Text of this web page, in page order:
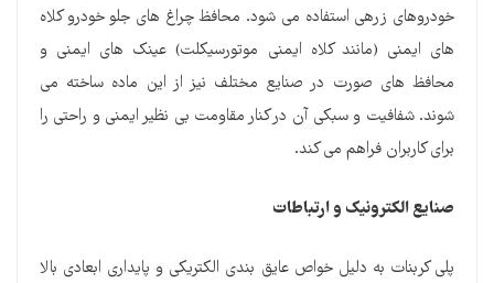
خودروهای زرهی استفاده می شود. محافظ چراغ های جلو خودرو کلاه
های ایمنی (مانند کلاه ایمنی موتورسیکلت) عینک های ایمنی و
محافظ های صورت در صنایع مختلف نیز از این ماده ساخته می
شوند. شفافیت و سبکی آن در کنار مقاومت بی نظیر ایمنی و راحتی را
برای کاربران فراهم می کند.
صنایع الکترونیک و ارتباطات
پلی کربنات به دلیل خواص عایق بندی الکتریکی و پایداری ابعادی بالا